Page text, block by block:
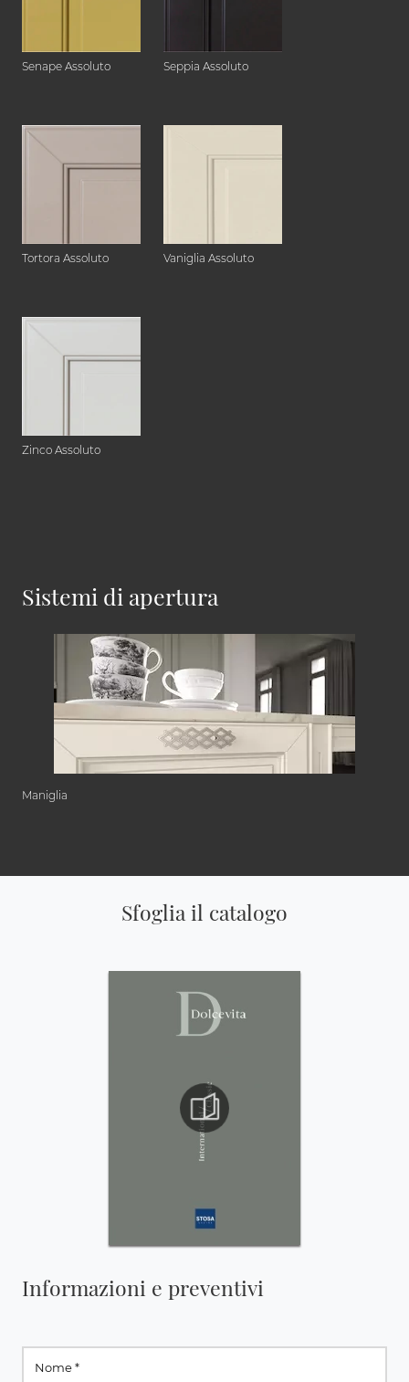
Senape Assoluto Seppia Assoluto
Tortora Assoluto Vaniglia Assoluto
Zinco Assoluto
Sistemi di apertura
Maniglia
Sfoglia il catalogo
Informazioni e preventivi